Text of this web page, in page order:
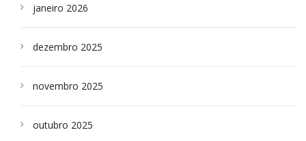
janeiro 2026
dezembro 2025
novembro 2025
outubro 2025